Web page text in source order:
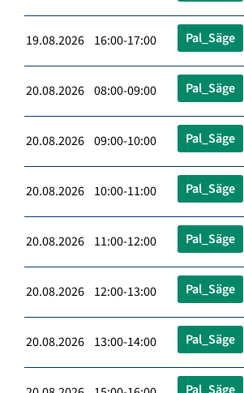
19.08.2026 16:00-17:00 Pal_Säge
20.08.2026 08:00-09:00 Pal_Säge
20.08.2026 09:00-10:00 Pal_Säge
20.08.2026 10:00-11:00 Pal_Säge
20.08.2026 11:00-12:00 Pal_Säge
20.08.2026 12:00-13:00 Pal_Säge
20.08.2026 13:00-14:00 Pal_Säge